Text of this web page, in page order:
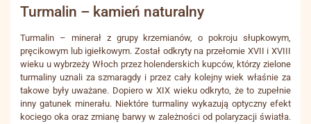
Turmalin – kamień naturalny
Turmalin – minerał z grupy krzemianów, o pokroju słupkowym,
pręcikowym lub igiełkowym. Został odkryty na przełomie XVII i XVIII
wieku u wybrzeży Włoch przez holenderskich kupców, którzy zielone
turmaliny uznali za szmaragdy i przez cały kolejny wiek właśnie za
takowe były uważane. Dopiero w XIX wieku odkryto, że to zupełnie
inny gatunek minerału. Niektóre turmaliny wykazują optyczny efekt
kociego oka oraz zmianę barwy w zależności od polaryzacji światła.